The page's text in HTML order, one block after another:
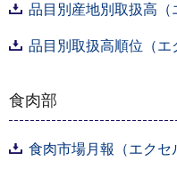
品目別産地別取扱高（
品目別取扱高順位（エ
食肉部
食肉市場月報（エクセ